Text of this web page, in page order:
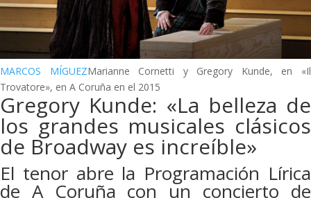
MARCOS MÍGUEZMarianne Cornetti y Gregory Kunde, en «Il
Trovatore», en A Coruña en el 2015
Gregory Kunde: «La belleza de
los grandes musicales clásicos
de Broadway es increíble»
El tenor abre la Programación Lírica
de A Coruña con un concierto de